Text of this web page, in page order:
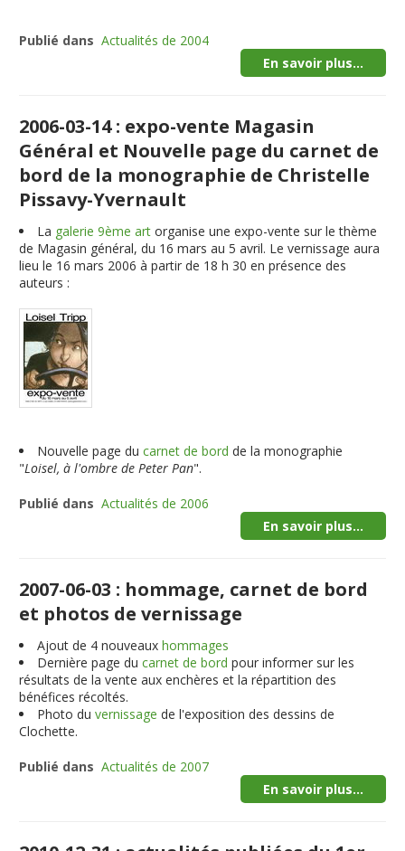
Publié dans Actualités de 2004
En savoir plus...
2006-03-14 : expo-vente Magasin
Général et Nouvelle page du carnet de
bord de la monographie de Christelle
Pissavy-Yvernault
La galerie 9ème art organise une expo-vente sur le thème
de Magasin général, du 16 mars au 5 avril. Le vernissage aura
lieu le 16 mars 2006 à partir de 18 h 30 en présence des
auteurs :
Nouvelle page ducarnet de bord de la monographie
"Loisel, à l'ombre de Peter Pan".
Publié dans Actualités de 2006
En savoir plus...
2007-06-03 : hommage, carnet de bord
et photos de vernissage
Ajout de 4 nouveauxhommages
Dernière page du carnet de bord pour informer sur les
résultats de la vente aux enchères et la répartition des
bénéfices récoltés.
Photo duvernissage de l'exposition des dessins de
Clochette.
Publié dans Actualités de 2007
En savoir plus...